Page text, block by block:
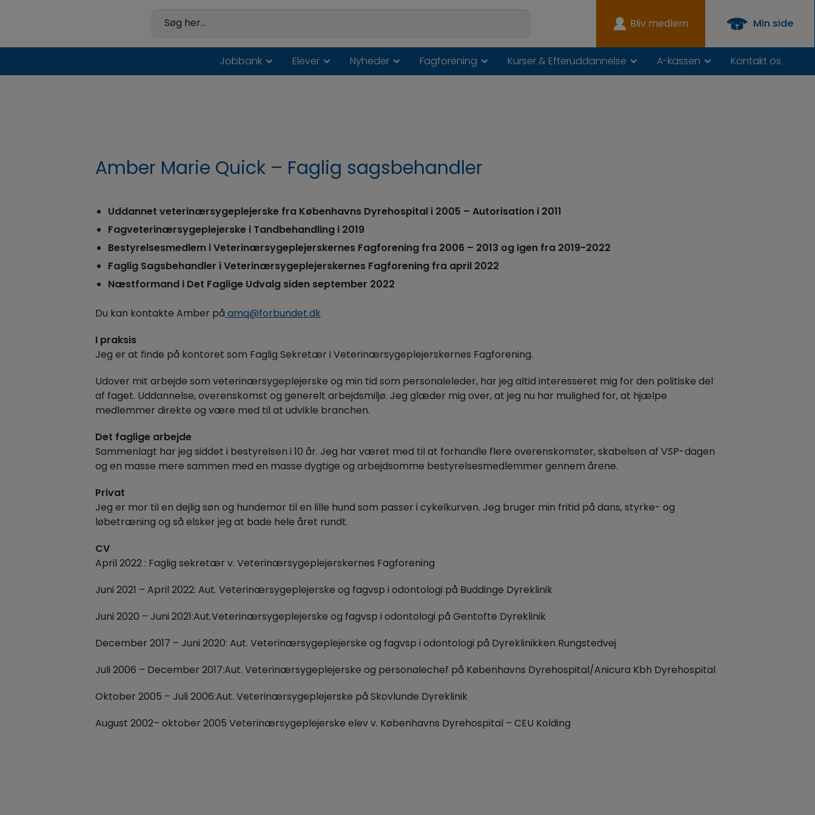
Søg her... Bliv medlem Min side
Jobbank Elever Nyheder Fagforening Kurser & Efteruddannelse A-kassen Kontakt os
Amber Marie Quick – Faglig sagsbehandler
Uddannet veterinærsygeplejerske fra Københavns Dyrehospital i 2005 – Autorisation i 2011
Fagveterinærsygeplejerske i Tandbehandling i 2019
Bestyrelsesmedlem i Veterinærsygeplejerskernes Fagforening fra 2006 – 2013 og igen fra 2019-2022
Faglig Sagsbehandler i Veterinærsygeplejerskernes Fagforening fra april 2022
Næstformand i Det Faglige Udvalg siden september 2022
Du kan kontakte Amber på amq@forbundet.dk
I praksis
Jeg er at finde på kontoret som Faglig Sekretær i Veterinærsygeplejerskernes Fagforening.
Udover mit arbejde som veterinærsygeplejerske og min tid som personaleleder, har jeg altid interesseret mig for den politiske del
af faget. Uddannelse, overenskomst og generelt arbejdsmiljø. Jeg glæder mig over, at jeg nu har mulighed for, at hjælpe
medlemmer direkte og være med til at udvikle branchen.
Det faglige arbejde
Sammenlagt har jeg siddet i bestyrelsen i 10 år. Jeg har været med til at forhandle flere overenskomster, skabelsen af VSP-dagen
og en masse mere sammen med en masse dygtige og arbejdsomme bestyrelsesmedlemmer gennem årene.
Privat
Jeg er mor til en dejlig søn og hundemor til en lille hund som passer i cykelkurven. Jeg bruger min fritid på dans, styrke- og
løbetræning og så elsker jeg at bade hele året rundt.
CV
April 2022 : Faglig sekretær v. Veterinærsygeplejerskernes Fagforening
Juni 2021 – April 2022: Aut. Veterinærsygeplejerske og fagvsp i odontologi på Buddinge Dyreklinik
Juni 2020 – Juni 2021:Aut.Veterinærsygeplejerske og fagvsp i odontologi på Gentofte Dyreklinik
December 2017 – Juni 2020: Aut. Veterinærsygeplejerske og fagvsp i odontologi på Dyreklinikken Rungstedvej
Juli 2006 – December 2017:Aut. Veterinærsygeplejerske og personalechef på Københavns Dyrehospital/Anicura Kbh Dyrehospital
Oktober 2005 – Juli 2006:Aut. Veterinærsygeplejerske på Skovlunde Dyreklinik
August 2002– oktober 2005 Veterinærsygeplejerske elev v. Københavns Dyrehospital – CEU Kolding